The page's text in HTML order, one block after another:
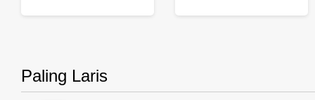
Paling Laris